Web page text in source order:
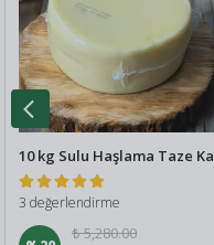
3 değerlendirme
₺ 5,280.00